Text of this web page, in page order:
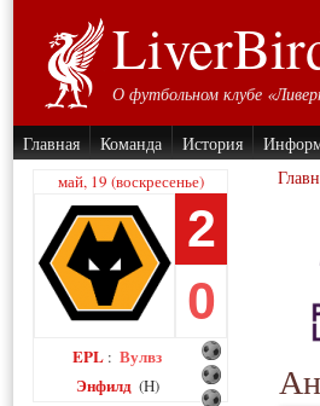
О футбольном клубе
Главная Команда История
май, 19 (воскресенье)
2
0
EPL : Вулвз
Энфилд (H)